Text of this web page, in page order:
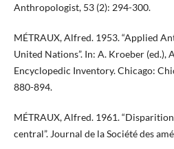
Anthropologist, 53 (2): 294-300.
MÉTRAUX, Alfred. 1953. “Applied
United Nations”. In: A. Kroeber (ed.),
Encyclopedic Inventory. Chicago:
880-894.
MÉTRAUX, Alfred. 1961.
central”. Journal de la Société des